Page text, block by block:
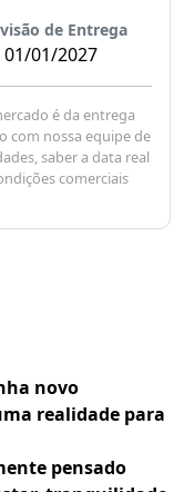
de Entrega
01/01/2027
é da entrega
com nossa equipe de
saber a data real
comerciais
novo
realidade para
pensado